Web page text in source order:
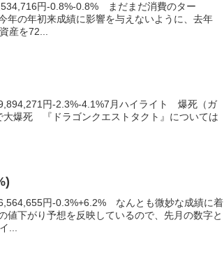
円-0.8%-0.8% まだまだ消費のター
年の年初来成績に影響を与えないように、去年
産を72...
円-2.3%-4.1%7月ハイライト 爆死（ガ
爆死 『ドラゴンクエストタクト』については
円-0.3%+6.2% なんとも微妙な成績に着
値下がり予想を反映しているので、先月の数字と
...